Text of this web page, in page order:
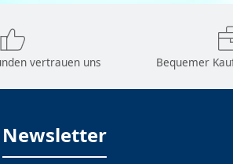
vertrauen uns Bequemer
Newsletter